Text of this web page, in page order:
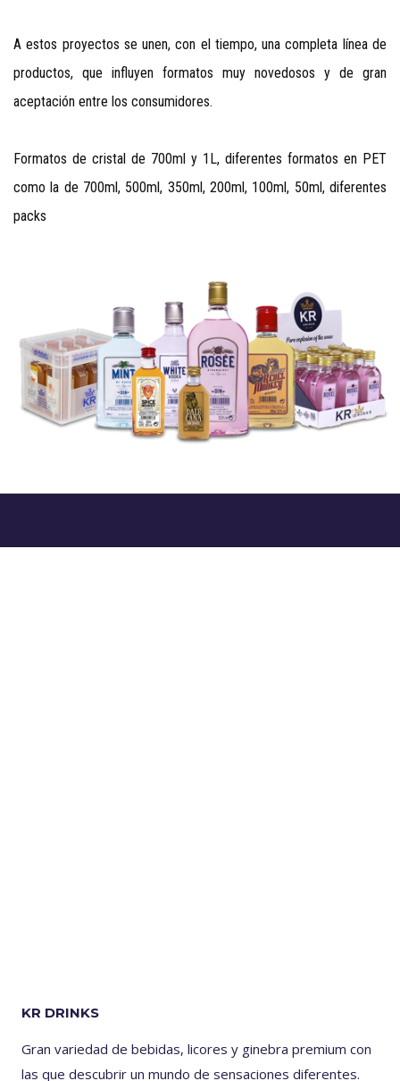
A estos proyectos se unen, con el tiempo, una completa línea de
productos, que influyen formatos muy novedosos y de gran
aceptación entre los consumidores.
Formatos de cristal de 700ml y 1L, diferentes formatos en PET
como la de 700ml, 500ml, 350ml, 200ml, 100ml, 50ml, diferentes
packs
KR DRINKS
Gran variedad de bebidas, licores y ginebra premium con
las que descubrir un mundo de sensaciones diferentes.